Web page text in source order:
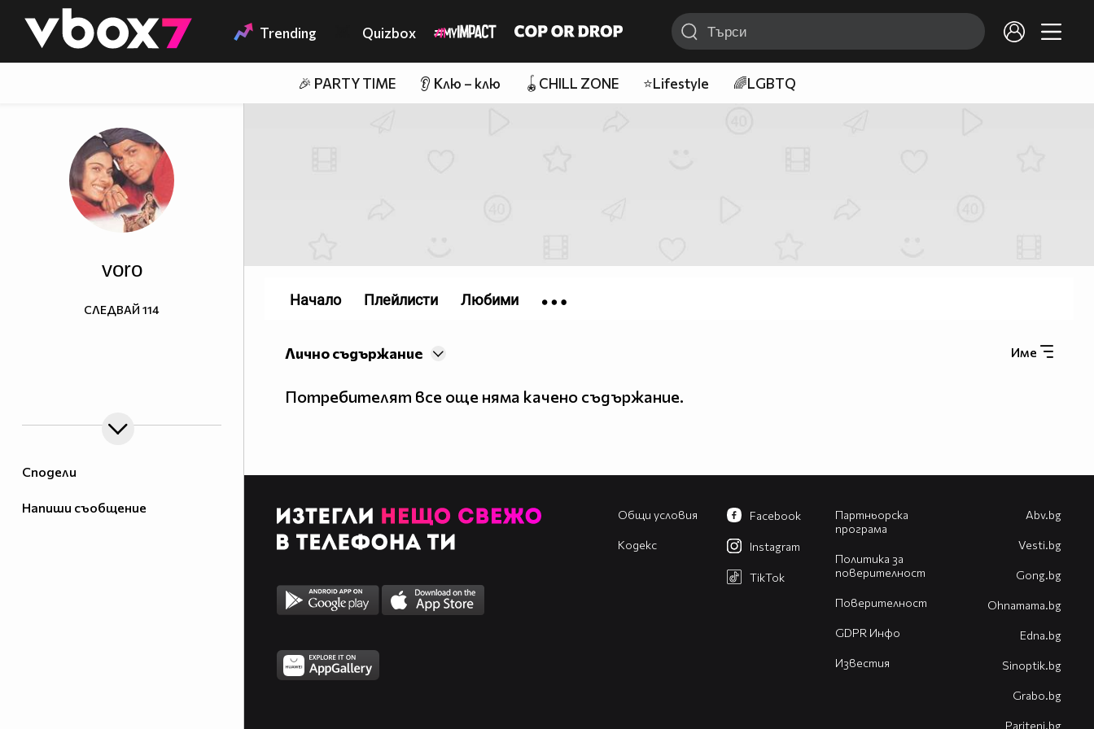
👾 Trending Quizbox
🎉 PARTY TIME 👂 Клю – клю 🪀CHILL ZONE ⭐Lifestyle 🌈LGBTQ
Сподели
Напиши съобщение
voro
СЛЕДВАЙ 114
Име
Лично съдържание
Потребителят все още няма качено съдържание.
Начало Плейлисти Любими
Общи условия
Кодекс
Партньорска
програма
Политика за
поверителност
Поверителност
GDPR Инфо
Известия
Facebook
Instagram
TikTok
Abv.bg
Vesti.bg
Gong.bg
Оhnamama.bg
Edna.bg
Sinoptik.bg
Grabo.bg
Pariteni.bg